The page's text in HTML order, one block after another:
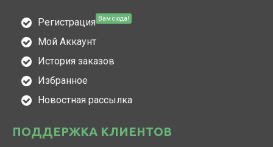
Регистрация Вам сюда!
Мой Аккаунт
История заказов
Избранное
Новостная рассылка
ПОДДЕРЖКА КЛИЕНТОВ